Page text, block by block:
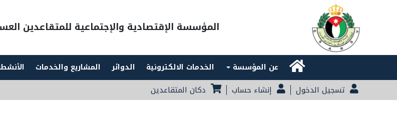
المؤسسة الإقتصادية والإجتماعية للمتقاعدين
Main navigation
عن المؤسسة الخدمات الالكترونية الدوائر المشاريع والخدمات
تسجيل الدخول إنشاء حساب دكان المتقاعدين